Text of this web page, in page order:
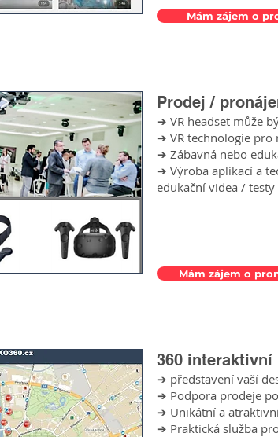
video
139 publikovaných 360° videí
217 odběratelů
92 000 zhlédnutí
1300 hodin sledování
1:01 min průměrná doba
Mám zájem o
Prodej /
➔ VR headset může
➔ VR technologie pro
➔ Zábavná nebo
➔ Výroba aplikací a
edukační videa /
Mám zájem o
360 interaktivní
➔ představení vaší
➔ Podpora prodeje
➔ Unikátní a
➔ Praktická služba